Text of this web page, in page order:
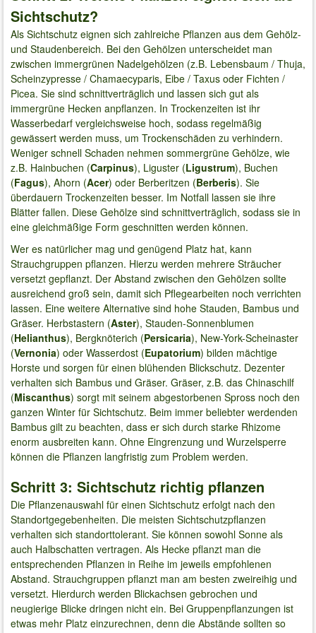
Sichtschutz?
Als Sichtschutz eignen sich zahlreiche Pflanzen aus dem Gehölz-
und Staudenbereich. Bei den Gehölzen unterscheidet man
zwischen immergrünen Nadelgehölzen (z.B. Lebensbaum / Thuja,
Scheinzypresse / Chamaecyparis, Eibe / Taxus oder Fichten /
Picea. Sie sind schnittverträglich und lassen sich gut als
immergrüne Hecken anpflanzen. In Trockenzeiten ist ihr
Wasserbedarf vergleichsweise hoch, sodass regelmäßig
gewässert werden muss, um Trockenschäden zu verhindern.
Weniger schnell Schaden nehmen sommergrüne Gehölze, wie
z.B. Hainbuchen (Carpinus), Liguster (Ligustrum), Buchen
(Fagus), Ahorn (Acer) oder Berberitzen (Berberis). Sie
überdauern Trockenzeiten besser. Im Notfall lassen sie ihre
Blätter fallen. Diese Gehölze sind schnittverträglich, sodass sie in
eine gleichmäßige Form geschnitten werden können.
Wer es natürlicher mag und genügend Platz hat, kann
Strauchgruppen pflanzen. Hierzu werden mehrere Sträucher
versetzt gepflanzt. Der Abstand zwischen den Gehölzen sollte
ausreichend groß sein, damit sich Pflegearbeiten noch verrichten
lassen. Eine weitere Alternative sind hohe Stauden, Bambus und
Gräser. Herbstastern (Aster), Stauden-Sonnenblumen
(Helianthus), Bergknöterich (Persicaria), New-York-Scheinaster
(Vernonia) oder Wasserdost (Eupatorium) bilden mächtige
Horste und sorgen für einen blühenden Blickschutz. Dezenter
verhalten sich Bambus und Gräser. Gräser, z.B. das Chinaschilf
(Miscanthus) sorgt mit seinem abgestorbenen Spross noch den
ganzen Winter für Sichtschutz. Beim immer beliebter werdenden
Bambus gilt zu beachten, dass er sich durch starke Rhizome
enorm ausbreiten kann. Ohne Eingrenzung und Wurzelsperre
können die Pflanzen langfristig zum Problem werden.
Schritt 3: Sichtschutz richtig pflanzen
Die Pflanzenauswahl für einen Sichtschutz erfolgt nach den
Standortgegebenheiten. Die meisten Sichtschutzpflanzen
verhalten sich standorttolerant. Sie können sowohl Sonne als
auch Halbschatten vertragen. Als Hecke pflanzt man die
entsprechenden Pflanzen in Reihe im jeweils empfohlenen
Abstand. Strauchgruppen pflanzt man am besten zweireihig und
versetzt. Hierdurch werden Blickachsen gebrochen und
neugierige Blicke dringen nicht ein. Bei Gruppenpflanzungen ist
etwas mehr Platz einzurechnen, denn die Abstände sollten so